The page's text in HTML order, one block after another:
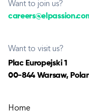
Want to join us?
Want to visit us?
Plac Europejski 1
00-844 Warsaw,
Home